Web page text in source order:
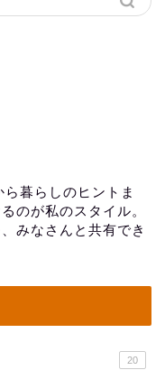
暮らしのヒントま
のが私のスタイル。
みなさんと共有でき
20